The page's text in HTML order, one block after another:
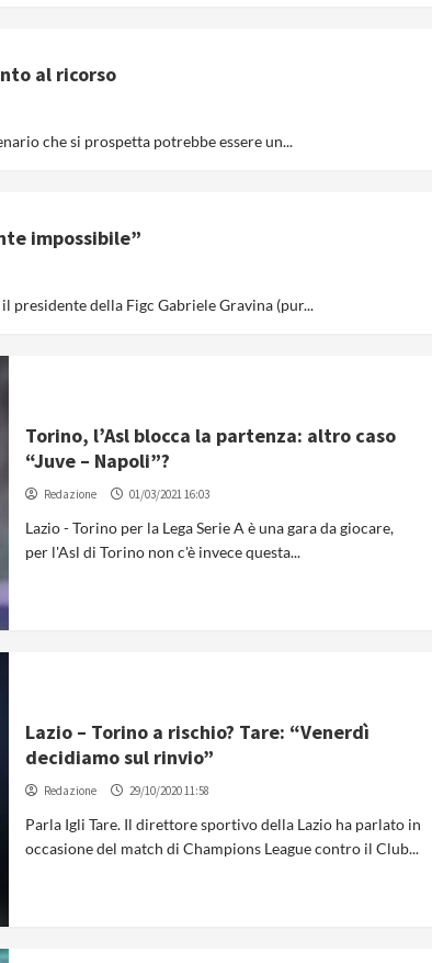
al ricorso
che si prospetta potrebbe essere un...
impossibile”
presidente della Figc Gabriele Gravina (pur...
Torino, l’Asl blocca la partenza: altro caso
“Juve – Napoli”?
Redazione 01/03/2021 16:03
Lazio - Torino per la Lega Serie A è una gara da giocare,
per l'Asl di Torino non c'è invece questa...
Lazio – Torino a rischio? Tare: “Venerdì
decidiamo sul rinvio”
Redazione 29/10/2020 11:58
Parla Igli Tare. Il direttore sportivo della Lazio ha parlato in
occasione del match di Champions League contro il Club...